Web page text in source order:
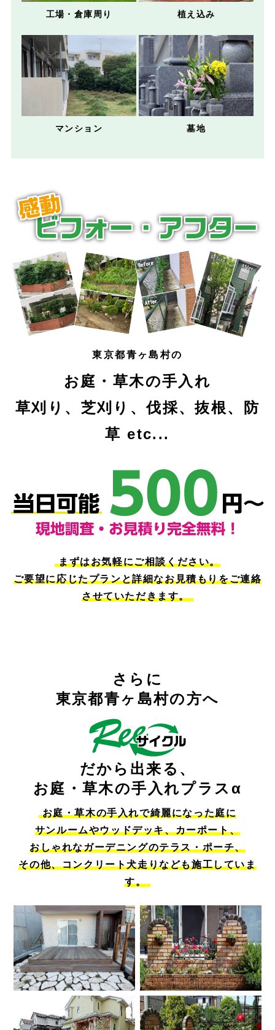
工場・倉庫周り 植え込み
マンション 墓地
東京都青ヶ島村の
お庭・草木の手入れ
草刈り、芝刈り、伐採、抜根、防
草 etc...
まずはお気軽にご相談ください。
ご要望に応じたプランと詳細なお見積もりをご連絡
させていただきます。
さらに
東京都青ヶ島村の方へ
だから出来る、
お庭・草木の手入れプラスα
お庭・草木の手入れで綺麗になった庭に
サンルームやウッドデッキ、カーポート、
おしゃれなガーデニングのテラス・ポーチ、
その他、コンクリート犬走りなども施工していま
す。